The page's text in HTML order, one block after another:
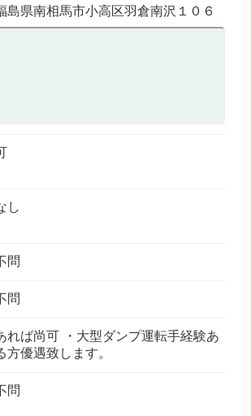
島県南相馬市小高区羽倉南沢１０６
し
問
問
れば尚可 ・大型ダンプ運転手経験あ
方優遇致します。
問